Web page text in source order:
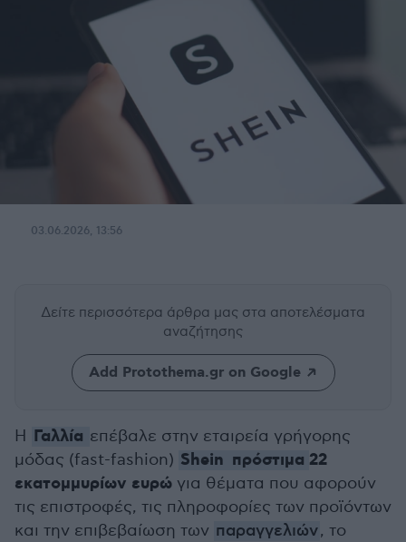
03.06.2026, 13:56
Δείτε περισσότερα άρθρα μας στα αποτελέσματα
αναζήτησης
Add Protothema.gr on Google
H Γαλλία επέβαλε στην εταιρεία γρήγορης
μόδας (fast-fashion) Shein πρόστιμα 22
εκατομμυρίων ευρώ για θέματα που αφορούν
τις επιστροφές, τις πληροφορίες των προϊόντων
και την επιβεβαίωση των παραγγελιών, το